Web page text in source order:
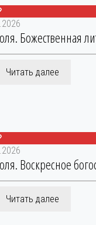
Божественная
Читать далее
Воскресное
Читать далее